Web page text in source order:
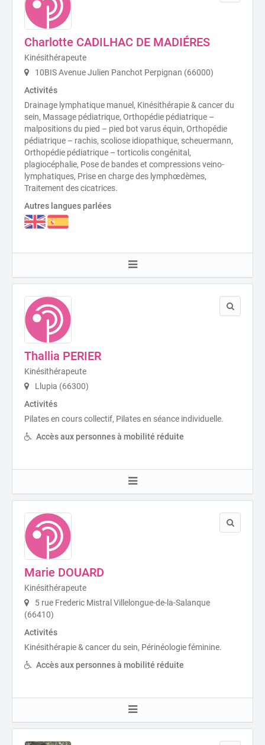
Charlotte CADILHAC DE MADIÉRES
Kinésithérapeute
10BIS Avenue Julien Panchot Perpignan (66000)
Activités
Drainage lymphatique manuel, Kinésithérapie & cancer du
sein, Massage pédiatrique, Orthopédie pédiatrique –
malpositions du pied – pied bot varus équin, Orthopédie
pédiatrique – rachis, scoliose idiopathique, scheuermann,
Orthopédie pédiatrique – torticolis congénital,
plagiocéphalie, Pose de bandes et compressions veino-
lymphatiques, Prise en charge des lymphœdèmes,
Traitement des cicatrices.
Autres langues parlées
Thallia PERIER
Kinésithérapeute
Llupia (66300)
Activités
Pilates en cours collectif, Pilates en séance individuelle.
Accès aux personnes à mobilité réduite
Marie DOUARD
Kinésithérapeute
5 rue Frederic Mistral Villelongue-de-la-Salanque
(66410)
Activités
Kinésithérapie & cancer du sein, Périnéologie féminine.
Accès aux personnes à mobilité réduite